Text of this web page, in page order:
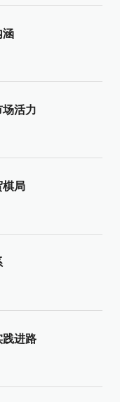
涵
活力
棋局
践进路